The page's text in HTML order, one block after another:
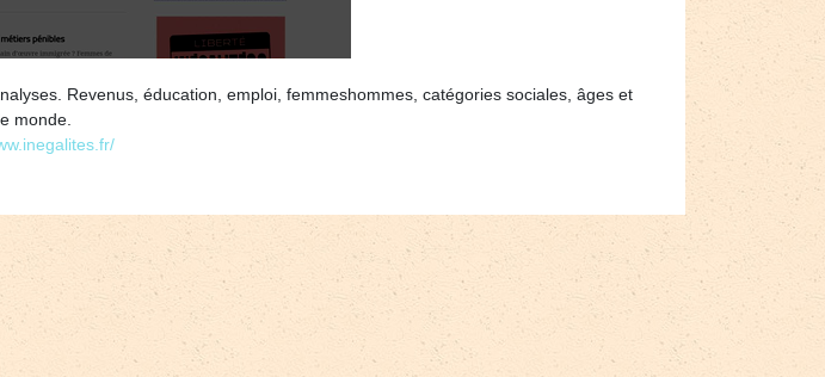
Revenus, éducation, emploi, femmeshommes, catégories sociales, âges et
monde.